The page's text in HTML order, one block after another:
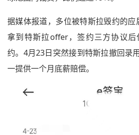
据媒体报道，多位被特斯拉毁约的应
拿到特斯拉offer，签约三方协议
约。4月23日突然接到特斯拉撤回录
一提供一个月底薪赔偿。